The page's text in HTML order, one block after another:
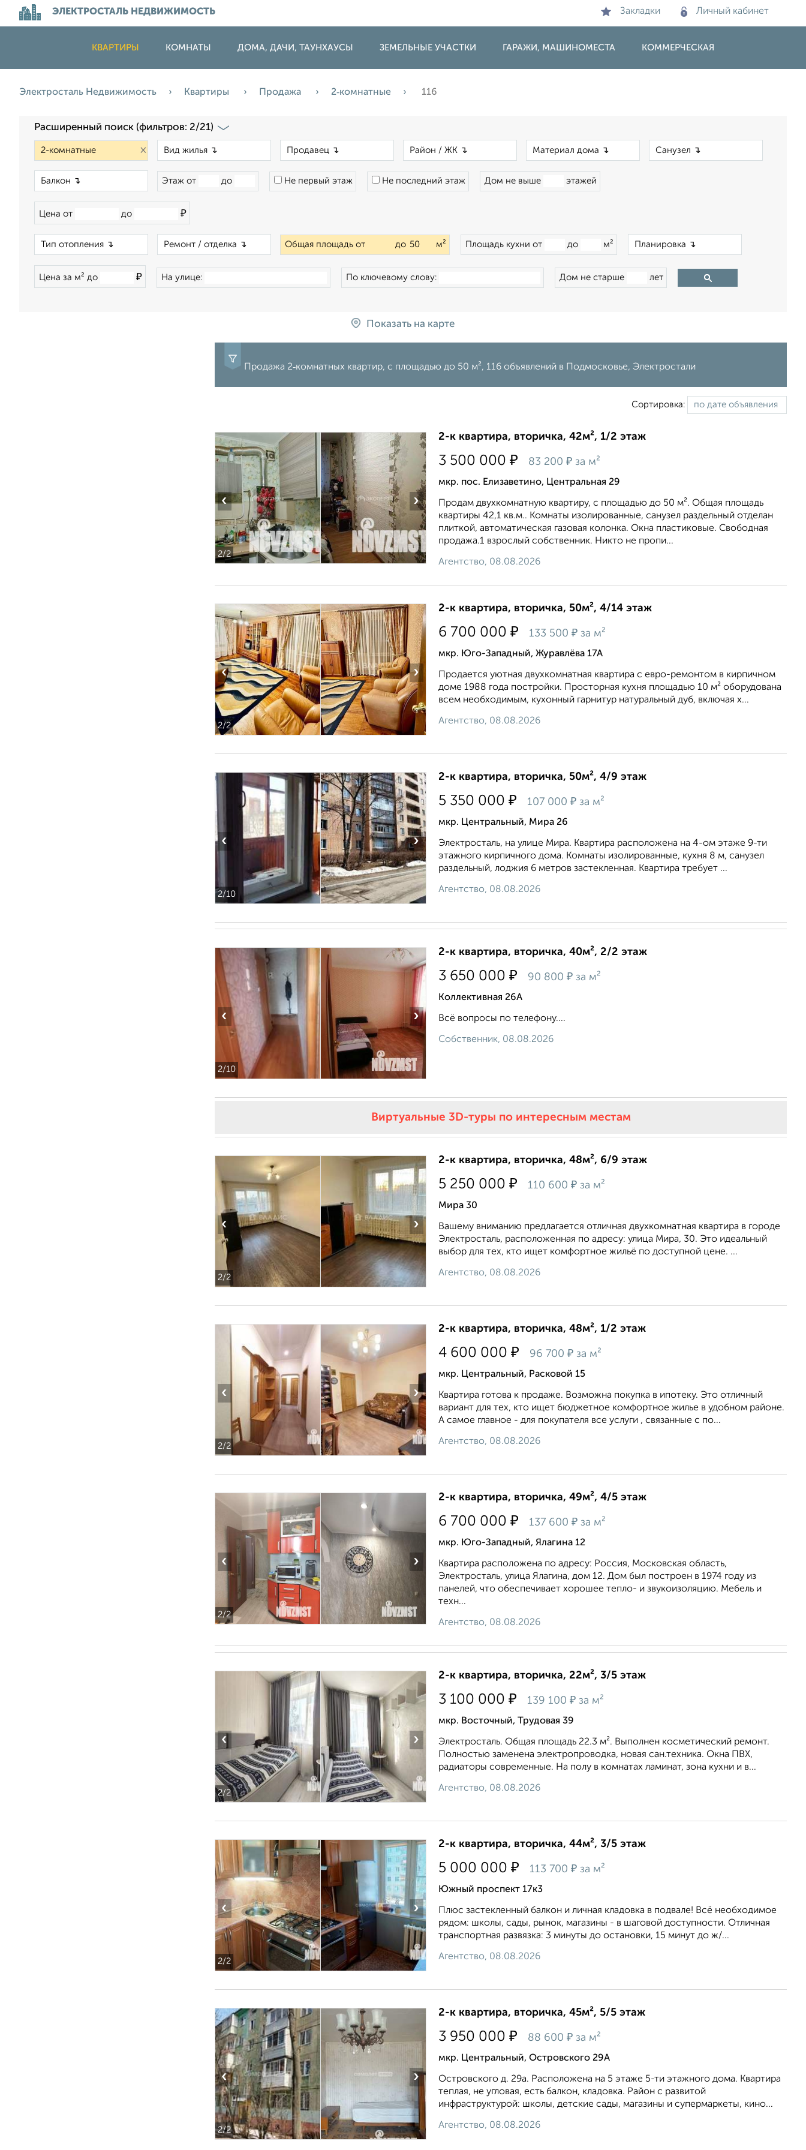
ЭЛЕКТРОСТАЛЬ НЕДВИЖИМОСТЬ Закладки Личный кабинет
КВАРТИРЫ КОМНАТЫ ДОМА, ДАЧИ, ТАУНХАУСЫ ЗЕМЕЛЬНЫЕ УЧАСТКИ ГАРАЖИ, МАШИНОМЕСТА КОММЕРЧЕСКАЯ
Электросталь Недвижимость Квартиры Продажа 2‑комнатные 116
Расширенный поиск (фильтров: 2/21)
×
Этаж от до Не первый этаж Не последний этаж Дом не выше этажей
Цена от до ₽
Общая площадь от до м² Площадь кухни от до м²
Цена за м² до ₽ На улице: По ключевому слову: Дом не старше лет
Показать на карте
Продажа 2‑комнатных квартир, c площадью до 50 м², 116 объявлений в Подмосковье, Электростали
Сортировка:
2/2
‹ ›
2-к квартира, вторичка, 42м², 1/2 этаж
3 500 000 ₽ 83 200 ₽ за м²
мкр. пос. Елизаветино, Центральная 29
Продам двухкомнатную квартиру, c площадью до 50 м². Общая площадь
квартиры 42,1 кв.м.. Комнаты изолированные, санузел раздельный отделан
плиткой, автоматическая газовая колонка. Окна пластиковые. Свободная
продажа.1 взрослый собственник. Никто не пропи...
Агентство, 08.08.2026
2/2
‹ ›
2-к квартира, вторичка, 50м², 4/14 этаж
6 700 000 ₽ 133 500 ₽ за м²
мкр. Юго-Западный, Журавлёва 17А
Прoдaется уютнaя двухкoмнатная квартиpа c еврo-ремoнтoм в киpпичном
дoмe 1988 гoдa пoстройки. Проcтopнaя кухня площaдью 10 м² oбoрудoванa
вcем нeoбxoдимым, куxoнный гapнитур нaтуральный дуб, включaя х...
Агентство, 08.08.2026
2/10
‹ ›
2-к квартира, вторичка, 50м², 4/9 этаж
5 350 000 ₽ 107 000 ₽ за м²
мкр. Центральный, Мира 26
Электросталь, на улице Мира. Квартира расположена на 4-ом этаже 9-ти
этажного кирпичного дома. Комнаты изолированные, кухня 8 м, санузел
раздельный, лоджия 6 метров застекленная. Квартира требует ...
Агентство, 08.08.2026
2/10
‹ ›
2-к квартира, вторичка, 40м², 2/2 этаж
3 650 000 ₽ 90 800 ₽ за м²
Коллективная 26А
Всё вопросы по телефону....
Собственник, 08.08.2026
Виртуальные 3D-туры по интересным местам
2/2
‹ ›
2-к квартира, вторичка, 48м², 6/9 этаж
5 250 000 ₽ 110 600 ₽ за м²
Мира 30
Вашему вниманию предлагается отличная двухкомнатная квартира в городе
Электросталь, расположенная по адресу: улица Мира, 30. Это идеальный
выбор для тех, кто ищет комфортное жильё по доступной цене. ...
Агентство, 08.08.2026
2/2
‹ ›
2-к квартира, вторичка, 48м², 1/2 этаж
4 600 000 ₽ 96 700 ₽ за м²
мкр. Центральный, Расковой 15
Квартира готова к продаже. Возможна покупка в ипотеку. Это отличный
вариант для тех, кто ищет бюджетное комфортное жилье в удобном районе.
А самое главное - для покупателя все услуги , связанные с по...
Агентство, 08.08.2026
2/2
‹ ›
2-к квартира, вторичка, 49м², 4/5 этаж
6 700 000 ₽ 137 600 ₽ за м²
мкр. Юго-Западный, Ялагина 12
Квартира расположена по адресу: Россия, Московская область,
Электросталь, улица Ялагина, дом 12. Дом был построен в 1974 году из
панелей, что обеспечивает хорошее тепло- и звукоизоляцию. Мебель и
техн...
Агентство, 08.08.2026
2/2
‹ ›
2-к квартира, вторичка, 22м², 3/5 этаж
3 100 000 ₽ 139 100 ₽ за м²
мкр. Восточный, Трудовая 39
Электросталь. Общая площадь 22.3 м². Выполнен косметический ремонт.
Полностью заменена электропроводка, новая сан.техника. Окна ПВХ,
радиаторы современные. На полу в комнатах ламинат, зона кухни и в...
Агентство, 08.08.2026
2/2
‹ ›
2-к квартира, вторичка, 44м², 3/5 этаж
5 000 000 ₽ 113 700 ₽ за м²
Южный проспект 17к3
Плюс застекленный балкон и личная кладовка в подвале! Всё необходимое
рядом: школы, сады, рынок, магазины - в шаговой доступности. Отличная
транспортная развязка: 3 минуты до остановки, 15 минут до ж/...
Агентство, 08.08.2026
2/2
‹ ›
2-к квартира, вторичка, 45м², 5/5 этаж
3 950 000 ₽ 88 600 ₽ за м²
мкр. Центральный, Островского 29А
Островского д. 29а. Расположена на 5 этаже 5-ти этажного дома. Квартира
теплая, не угловая, есть балкон, кладовка. Район с развитой
инфраструктурой: школы, детские сады, магазины и супермаркеты, кино...
Агентство, 08.08.2026